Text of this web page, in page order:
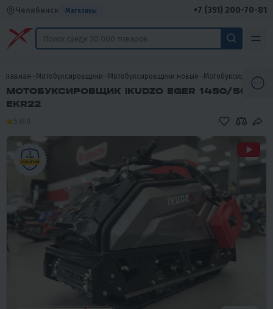
Челябинск Магазины +7 (351) 200-70-81
Главная Мотобуксировщики Мотобуксировщики новые Мотобуксировщики
МОТОБУКСИРОВЩИК IKUDZO EGER 1450/500
EKR22